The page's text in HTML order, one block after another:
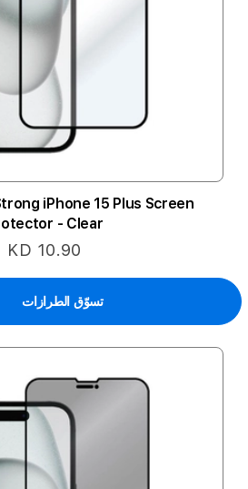
iPhone 15 Plus Screen
- Clear
KD 10.90
تسوّق الطرازات